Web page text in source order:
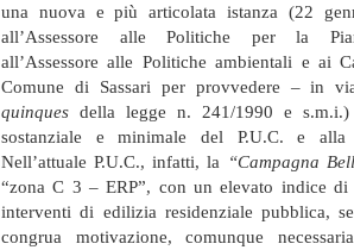
una nuova e più articolata istanza (22
all’Assessore alle Politiche per la
all’Assessore alle Politiche ambientali e ai
Comune di Sassari per provvedere – in
quinques della legge n. 241/1990 e
sostanziale e minimale del P.U.C. e alla
Nell’attuale P.U.C., infatti, la “Campagna
“zona C 3 – ERP”, con un elevato indice di
interventi di edilizia residenziale pubblica,
congrua motivazione, comunque